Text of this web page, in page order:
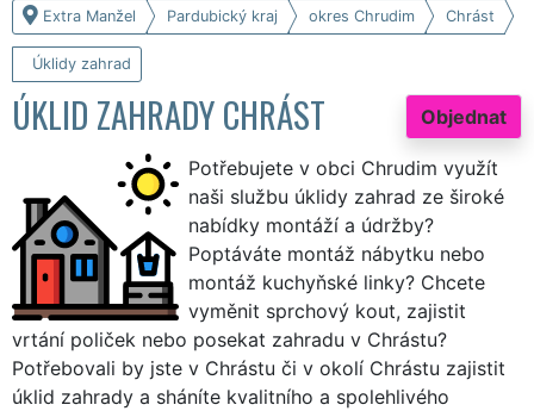
Extra Manžel Pardubický kraj okres Chrudim Chrást
Úklidy zahrad
Objednat
ÚKLID ZAHRADY CHRÁST
Potřebujete v obci Chrudim využít
naši službu úklidy zahrad ze široké
nabídky montáží a údržby?
Poptáváte montáž nábytku nebo
montáž kuchyňské linky? Chcete
vyměnit sprchový kout, zajistit
vrtání poliček nebo posekat zahradu v Chrástu?
Potřebovali by jste v Chrástu či v okolí Chrástu zajistit
úklid zahrady a sháníte kvalitního a spolehlivého